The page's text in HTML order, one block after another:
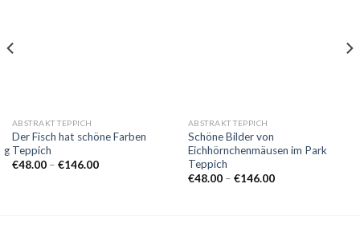
ABSTRAKT TEPPICH
Der Fisch hat schöne Farben
Teppich
€48.00 – €146.00Preisspanne:
ABSTRAKT TEPPICH
Schöne Bilder von
Eichhörnchenmäusen im Park
Teppich
€48.00 – €146.00Preisspanne: